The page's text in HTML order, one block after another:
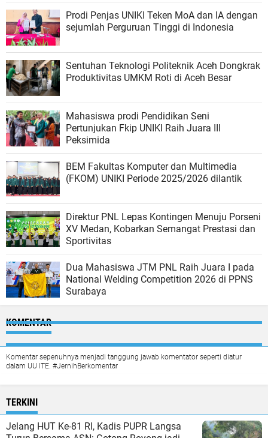
Prodi Penjas UNIKI Teken MoA dan IA dengan
sejumlah Perguruan Tinggi di Indonesia
Sentuhan Teknologi Politeknik Aceh Dongkrak
Produktivitas UMKM Roti di Aceh Besar
Mahasiswa prodi Pendidikan Seni
Pertunjukan Fkip UNIKI Raih Juara III
Peksimida
BEM Fakultas Komputer dan Multimedia
(FKOM) UNIKI Periode 2025/2026 dilantik
Direktur PNL Lepas Kontingen Menuju Porseni
XV Medan, Kobarkan Semangat Prestasi dan
Sportivitas
Dua Mahasiswa JTM PNL Raih Juara I pada
National Welding Competition 2026 di PPNS
Surabaya
KOMENTAR
Komentar sepenuhnya menjadi tanggung jawab komentator seperti diatur
dalam UU ITE. #JernihBerkomentar
TERKINI
Jelang HUT Ke-81 RI, Kadis PUPR Langsa